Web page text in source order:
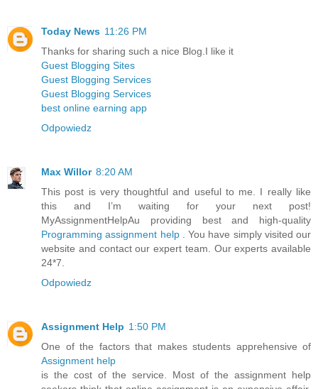
Today News 11:26 PM
Thanks for sharing such a nice Blog.I like it
Guest Blogging Sites
Guest Blogging Services
Guest Blogging Services
best online earning app
Odpowiedz
Max Willor 8:20 AM
This post is very thoughtful and useful to me. I really like
this and I’m waiting for your next post!
MyAssignmentHelpAu providing best and high-quality
Programming assignment help
. You have simply visited our
website and contact our expert team. Our experts available
24*7.
Odpowiedz
Assignment Help 1:50 PM
One of the factors that makes students apprehensive of
Assignment help
is the cost of the service. Most of the assignment help